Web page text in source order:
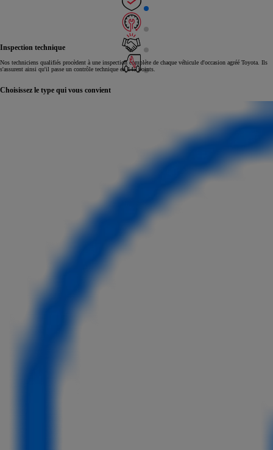
Inspection technique
Nos techniciens qualifiés procèdent à une inspection complète de chaque véhicule d'occasion agréé Toyota. Ils
s'assurent ainsi qu'il passe un contrôle technique en 145 points.
Choisissez le type qui vous convient